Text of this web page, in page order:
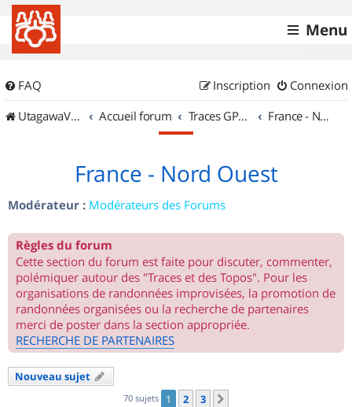
Menu
FAQ Connexion
Inscription
UtagawaVTT (Randos VTT et VTTAE avec traces GPS)
Accueil forum Traces GPS de randos VTT France - Nord Ouest
France - Nord Ouest
Modérateur : Modérateurs des Forums
Règles du forum
Cette section du forum est faite pour discuter, commenter,
polémiquer autour des "Traces et des Topos". Pour les
organisations de randonnées improvisées, la promotion de
randonnées organisées ou la recherche de partenaires
merci de poster dans la section appropriée.
RECHERCHE DE PARTENAIRES
Nouveau sujet
70 sujets 1 2 3